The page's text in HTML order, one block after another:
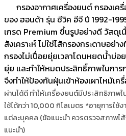
กรองอากาศเครื่องยนต์ กรองเค
ของ ฮอนด้า รุ่น ซีวิค อีจี ปี 1992-
เกรด Premium ขึ้นรูปอย่างดี วัสดุเ
สังเคราะห์ ไม่ใช่ไส้กรองกระดาษอย่า
กรองไม่เปื่อยยุ่ยเวลาโดนหยดน้ำบ่อ
ยุ่ย และทำให้หมดประสิทธิ์ภาพในการ
จึงทำให้ป้องกันฝุ่นเข้าห้องเผาไหม้เ
ผ่านได้ดี ทำให้เครื่องยนต์มีประสิทธิภาพ
ใช้ได้กว่า 10,000 กิโลเมตร *อายุการใ
แต่ละบุคคล (ข้อแนะนำ ควรตรวจสภาพไ
แนะนำ)